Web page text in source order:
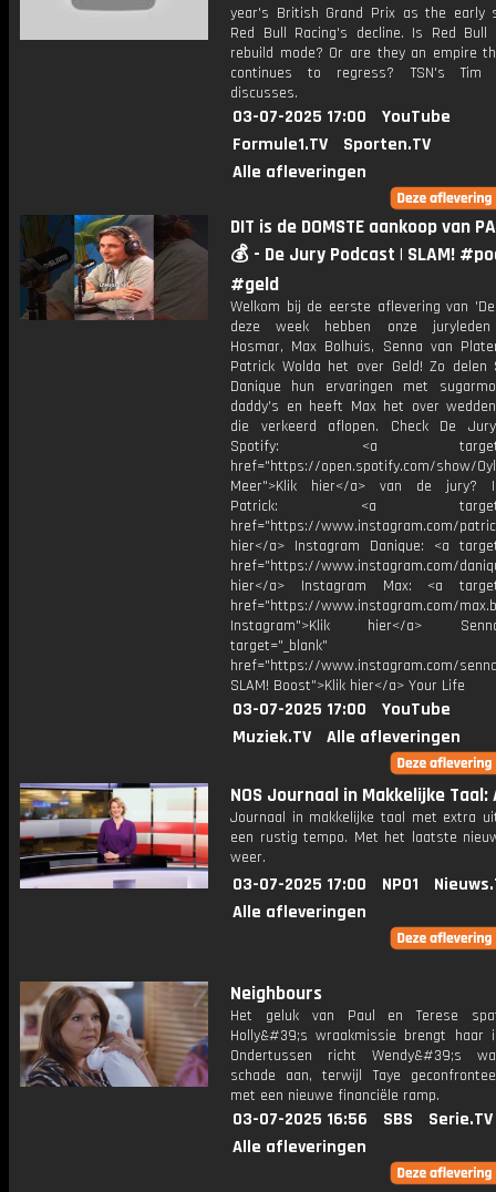
year's British Grand Prix as the early
Red Bull Racing's decline. Is Red Bull
rebuild mode? Or are they an empire
continues to regress? TSN's Tim
discusses.
03-07-2025 17:00
YouTube
Formule1.TV
Sporten.TV
Alle afleveringen
DIT is de DOMSTE aankoop van
💰 - De Jury Podcast | SLAM!
#geld
Welkom bij de eerste aflevering van
deze week hebben onze juryleden
Hosmar, Max Bolhuis, Senna van
Patrick Wolda het over Geld! Zo delen
Danique hun ervaringen met
daddy's en heeft Max het over
die verkeerd aflopen. Check De
Spotify: <a
href="https://open.spotify.com/show/
Meer">Klik hier</a> van de jury?
Patrick: <a
href="https://www.instagram.com/
hier</a> Instagram Danique: <a
href="https://www.instagram.com/
hier</a> Instagram Max: <a
href="https://www.instagram.com/
Instagram">Klik hier</a>
target="_blank"
href="https://www.instagram.com/
SLAM! Boost">Klik hier</a> Your Life
03-07-2025 17:00
YouTube
Muziek.TV
Alle afleveringen
NOS Journaal in Makkelijke Taal:
Journaal in makkelijke taal met extra
een rustig tempo. Met het laatste
weer.
03-07-2025 17:00 NPO1
Alle afleveringen
Neighbours
Het geluk van Paul en Terese
Holly&#39;s wraakmissie brengt haar
Ondertussen richt Wendy&#39;s
schade aan, terwijl Taye
met een nieuwe financiële ramp.
03-07-2025 16:56 SBS
Serie.TV
Alle afleveringen